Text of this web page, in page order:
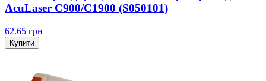
AcuLaser C900/C1900 (S050101)
62.65 грн
Купити